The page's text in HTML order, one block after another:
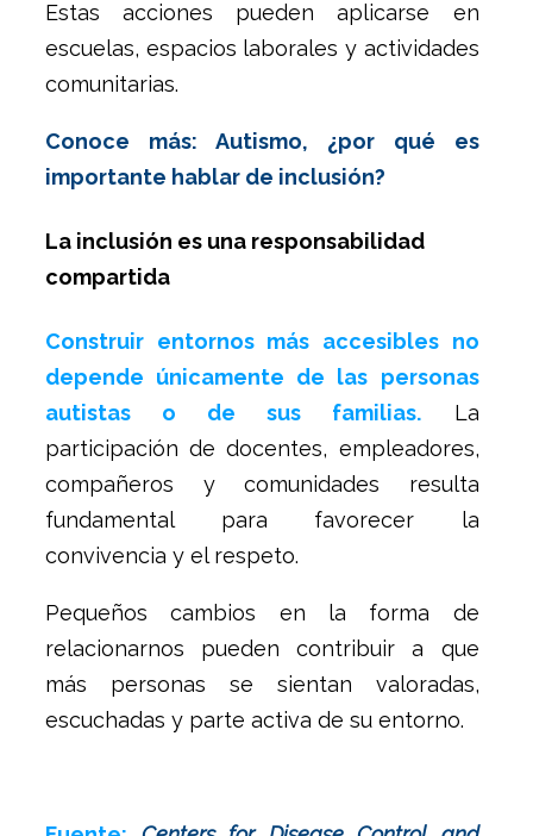
Estas acciones pueden aplicarse en
escuelas, espacios laborales y actividades
comunitarias.
Conoce más: Autismo, ¿por qué es
importante hablar de inclusión?
La inclusión es una responsabilidad
compartida
Construir entornos más accesibles no
depende únicamente de las personas
autistas o de sus familias. La
participación de docentes, empleadores,
compañeros y comunidades resulta
fundamental para favorecer la
convivencia y el respeto.
Pequeños cambios en la forma de
relacionarnos pueden contribuir a que
más personas se sientan valoradas,
escuchadas y parte activa de su entorno.